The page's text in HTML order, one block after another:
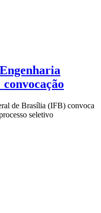
de Brasília (IFB) convoca
seletivo